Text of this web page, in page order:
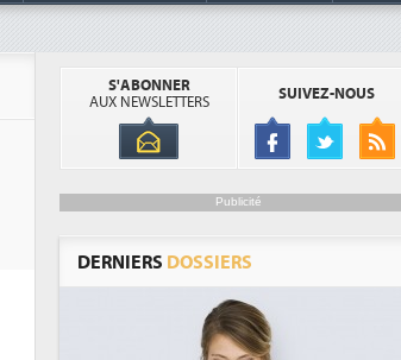
S'ABONNER
AUX NEWSLETTERS
SUIVEZ-NOUS
Publicité
DERNIERS DOSSIERS